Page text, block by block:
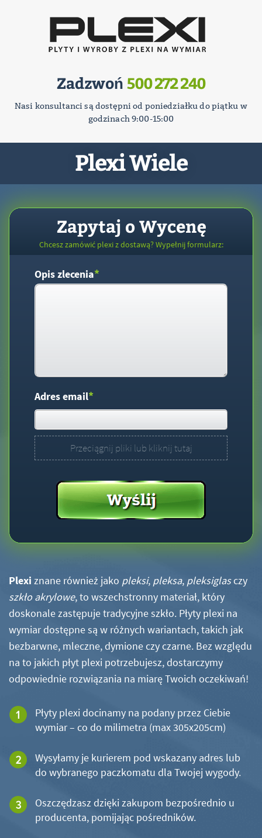
Zadzwoń 500 272 240
Nasi konsultanci są dostępni od poniedziałku do piątku w
godzinach 9:00-15:00
Plexi Wiele
Zapytaj o Wycenę
Chcesz zamówić plexi z dostawą? Wypełnij formularz:
Opis zlecenia*
Adres email*
Przeciągnij pliki lub kliknij tutaj
Plexi znane również jako pleksi, pleksa, pleksiglasczy
szkło akrylowe, to wszechstronny materiał, który
doskonale zastępuje tradycyjne szkło. Płyty plexi na
wymiar dostępne są w różnych wariantach, takich jak
bezbarwne, mleczne, dymione czy czarne. Bez względu
na to jakich płyt plexi potrzebujesz, dostarczymy
odpowiednie rozwiązania na miarę Twoich oczekiwań!
Płyty plexi docinamy na podany przez Ciebie
wymiar – co do milimetra (max 305x205cm)
Wysyłamy je kurierem pod wskazany adres lub
do wybranego paczkomatu dla Twojej wygody.
Oszczędzasz dzięki zakupom bezpośrednio u
producenta, pomijając pośredników.